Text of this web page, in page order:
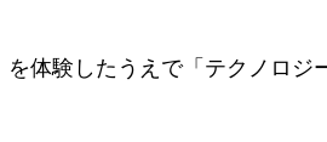
体験したうえで「テクノロ